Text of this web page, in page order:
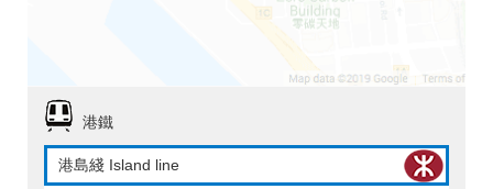
港鐵
港島綫 Island line